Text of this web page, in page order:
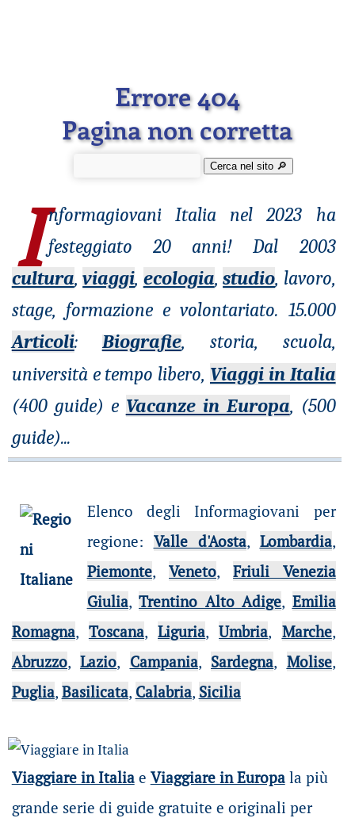
Errore 404
Pagina non corretta
Cerca nel sito 🔎︎
I nformagiovaniItalia nel 2023 ha
festeggiato 20 anni! Dal 2003
cultura,viaggi, ecologia,studio, lavoro,
stage, formazione e volontariato. 15.000
Articoli: Biografie, storia, scuola,
università e tempo libero, Viaggi in Italia
(400 guide) e Vacanze in Europa, (500
guide)...
Elenco degli Informagiovani per
regione: Valle d'Aosta, Lombardia,
Piemonte, Veneto,Friuli Venezia
Giulia,Trentino Alto Adige, Emilia
Romagna, Toscana,Liguria,Umbria, Marche,
Abruzzo,Lazio, Campania, Sardegna, Molise,
Puglia, Basilicata, Calabria, Sicilia
Viaggiare in Italiae Viaggiare in Europala più
grande serie di guide gratuite e originali per